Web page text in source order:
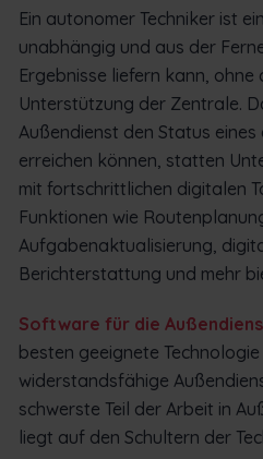
Ein autonomer Techniker ist
unabhängig und aus der
Ergebnisse liefern kann, ohne
Unterstützung der Zentrale.
Außendienst den Status
erreichen können, statten
mit fortschrittlichen digitalen
Funktionen wie
Aufgabenaktualisierung,
Berichterstattung und mehr
Software für die
besten geeignete
widerstandsfähige
schwerste Teil der Arbeit in
liegt auf den Schultern der